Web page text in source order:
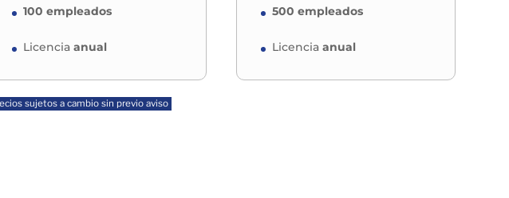
100 empleados
Licenciaanual
500 empleados
Licencia anual
sujetos a cambio sin previo aviso